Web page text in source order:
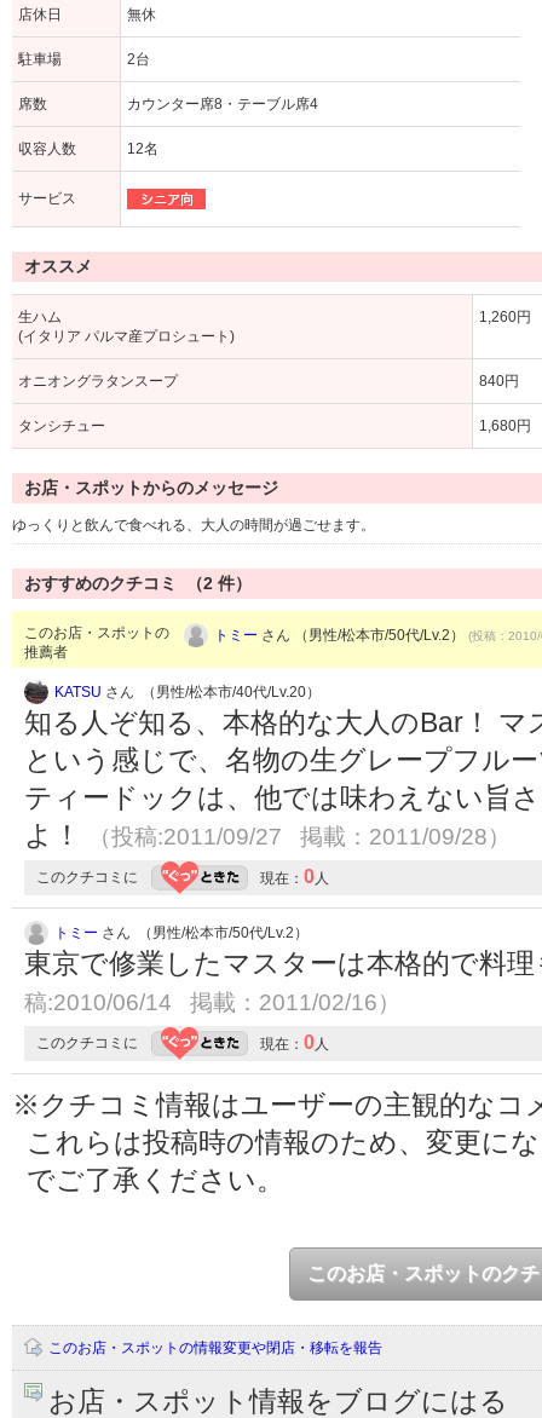
店休日 無休
駐車場 2台
席数 カウンター席8・テーブル席4
収容人数 12名
サービス
オススメ
生ハム
(イタリア パルマ産プロシュート)
1,260円
オニオングラタンスープ 840円
タンシチュー 1,680円
お店・スポットからのメッセージ
ゆっくりと飲んで食べれる、大人の時間が過ごせます。
おすすめのクチコミ （2 件）
このお店・スポットの
推薦者
トミー さん （男性/松本市/50代/Lv.2） (投稿：
KATSU さん （男性/松本市/40代/Lv.20）
知る人ぞ知る、本格的な大人のBar！
という感じで、名物の生グレープフル
ティードックは、他では味わえない旨
よ！
（投稿:2011/09/27 掲載：2011/09/28）
このクチコミに 現在： 0人
トミー さん （男性/松本市/50代/Lv.2）
東京で修業したマスターは本格的で料
稿:2010/06/14 掲載：2011/02/16）
このクチコミに 現在： 0人
※クチコミ情報はユーザーの主観的なコ
これらは投稿時の情報のため、変更に
でご了承ください。
このお店・スポットのク
このお店・スポットの情報変更や閉店・移転を報告
お店・スポット情報をブログにはる